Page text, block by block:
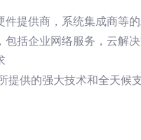
件提供商，系统集成商等
包括企业网络服务，云解
提供的强大技术和全天候